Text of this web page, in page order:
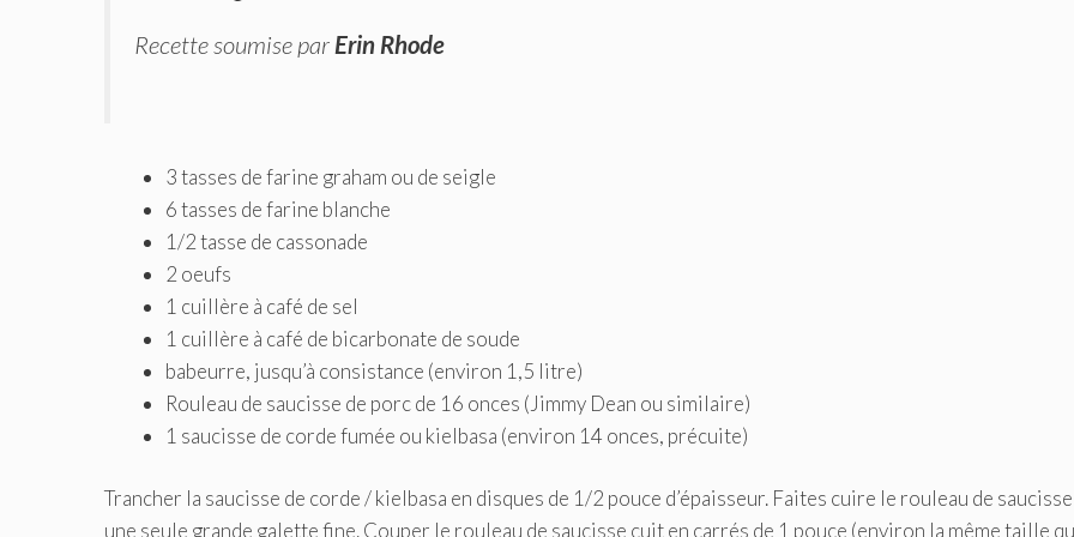
Recette soumise par Erin Rhode
3 tasses de farine graham ou de seigle
6 tasses de farine blanche
1/2 tasse de cassonade
2 oeufs
1 cuillère à café de sel
1 cuillère à café de bicarbonate de soude
babeurre, jusqu’à consistance (environ 1,5 litre)
Rouleau de saucisse de porc de 16 onces (Jimmy Dean ou similaire)
1 saucisse de corde fumée ou kielbasa (environ 14 onces, précuite)
Trancher la saucisse de corde / kielbasa en disques de 1/2 pouce d’épaisseur. Faites cuire le rouleau de
une seule grande galette fine. Couper le rouleau de saucisse cuit en carrés de 1 pouce (environ la même taille